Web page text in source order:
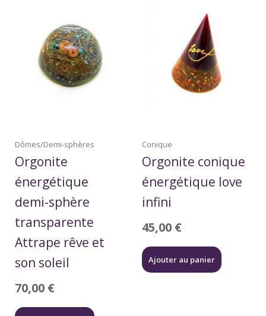
Dômes/Demi-sphères
Orgonite
énergétique
demi-sphère
transparente
Attrape rêve et
son soleil
70,00 €
Conique
Orgonite conique
énergétique love
infini
45,00 €
Ajouter au panier